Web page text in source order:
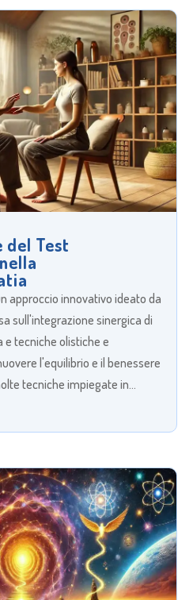
del Test
approccio innovativo ideato da
sull'integrazione sinergica di
tecniche olistiche e
l'equilibrio e il benessere
tecniche impiegate in...